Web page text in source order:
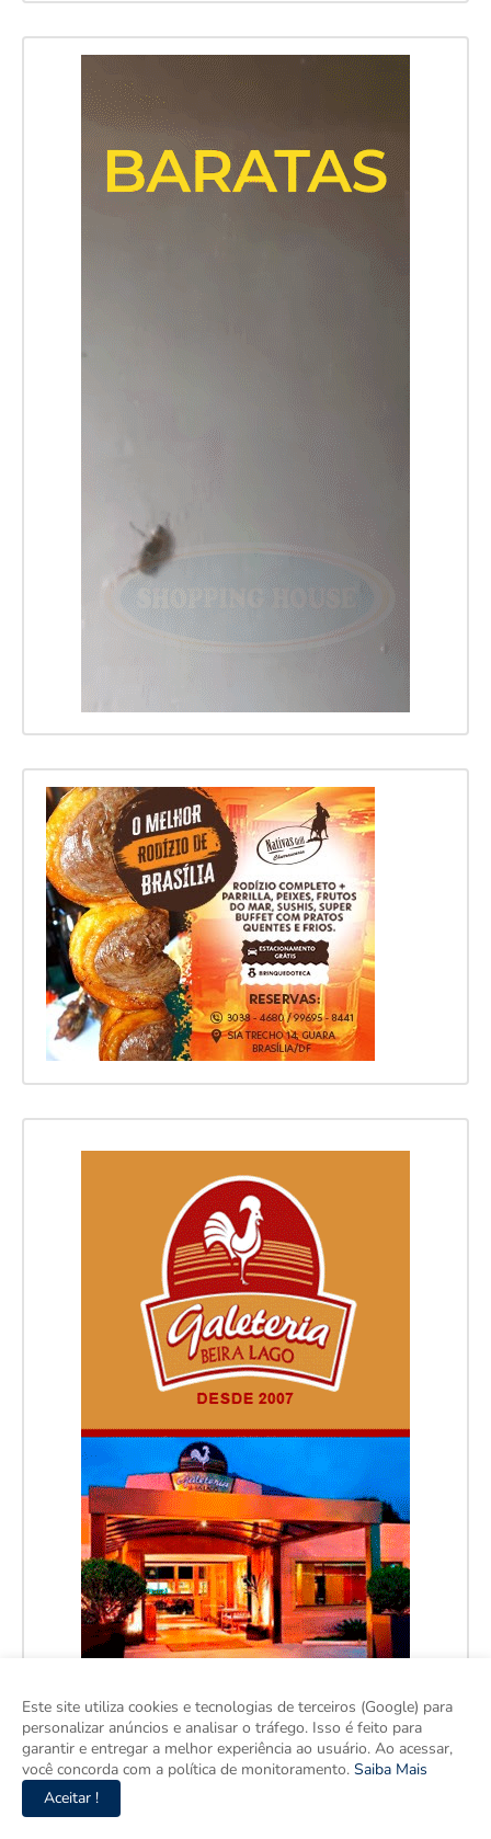
Este site utiliza cookies e tecnologias de terceiros (Google) para
personalizar anúncios e analisar o tráfego. Isso é feito para
garantir e entregar a melhor experiência ao usuário. Ao acessar,
você concorda com a política de monitoramento. Saiba Mais
Aceitar !